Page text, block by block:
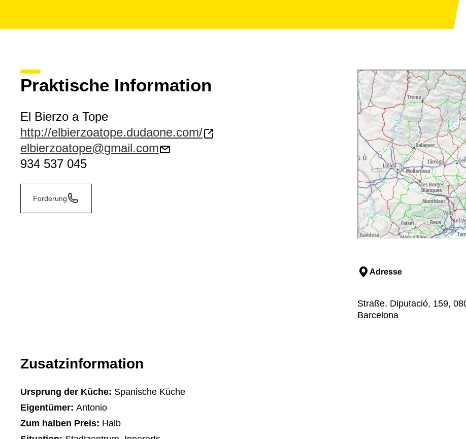
Praktische Information
El Bierzo a Tope
http://elbierzoatope.dudaone.com/
elbierzoatope@gmail.com
934 537 045
Forderung
Adresse
Straße, Diputació, 159,
Barcelona
Zusatzinformation
Ursprung der Küche: Spanische Küche
Eigentümer: Antonio
Zum halben Preis: Halb